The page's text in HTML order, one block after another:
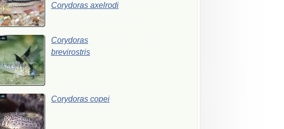
Corydoras axelrodi
Corydoras
brevirostris
Corydoras copei